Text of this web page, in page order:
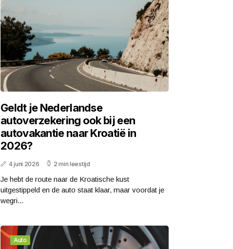
Geldt je Nederlandse
autoverzekering ook bij een
autovakantie naar Kroatië in
2026?
4 juni 2026 2 min leestijd
Je hebt de route naar de Kroatische kust
uitgestippeld en de auto staat klaar, maar voordat je
wegri...
Auto